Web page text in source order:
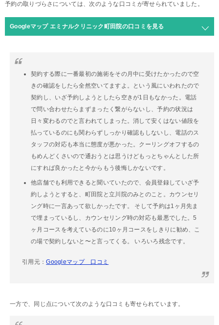
予約の取りづらさについては、次のような口コミが寄せられていました。
Googleマップ エミナルクリニック町田院の口コミを見る
契約する際に一番最初の施術をその月中に受けたかったので空
きの確認をしたら全然空いてますよ。という風にいわれたので
契約し、いざ予約しようとしたら空きが1日もなかった。電話
で問い合わせたらまずまったく繋がらないし、予約の状況は
日々変わるのでと言われてしまった。消して安くはない値段を
払っているのにも関わらずしっかり確認もしないし、電話のス
タッフの対応も本当に態度が悪かった。クーリングオフするの
もめんどくさいので通おうとは思うけどもっとちゃんとした所
にすれば良かったと今からもう後悔しかないです。
他店舗でも利用できると聞いていたので、会員登録していざ予
約しようとすると、町田院と立川院のみとのこと。カウンセリ
ング時に一言あって欲しかったです。 そして予約は1ヶ月先ま
で埋まっているし、カウンセリング時の対応も最悪でした。5
ヶ月コースを考えているのに10ヶ月コースをしきりに勧め、こ
の場で契約しないと〜と言ってくる。 いろいろ残念です。
引用元：Googleマップ 口コミ
一方で、同じ点について次のような口コミも寄せられています。